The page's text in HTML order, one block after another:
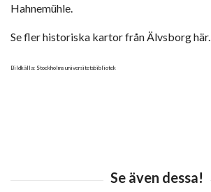
Hahnemühle.
Se fler historiska kartor från Älvsborg här.
Bildkälla: Stockholms universitetsbibliotek